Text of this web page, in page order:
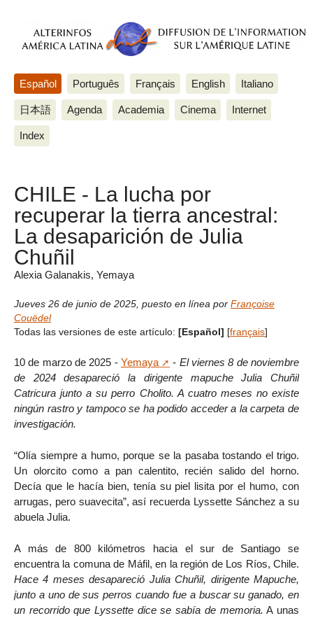
Español Português Français English Italiano
日本語 Agenda Academia Cinema Internet
Index
CHILE - La lucha por
recuperar la tierra ancestral:
La desaparición de Julia
Chuñil
Αlexia Galanakis, Yemaya
Jueves 26 de junio de 2025 puesto en línea por Françoise
Couëdel
Todas las versiones de este artículo: [Español] [français]
10 de marzo de 2025 - Yemaya - El viernes 8 de noviembre
de 2024 desapareció la dirigente mapuche Julia Chuñil
Catricura junto a su perro Cholito. A cuatro meses no existe
ningún rastro y tampoco se ha podido acceder a la carpeta de
investigación.
“Olía siempre a humo, porque se la pasaba tostando el trigo.
Un olorcito como a pan calentito, recién salido del horno.
Decía que le hacía bien, tenía su piel lisita por el humo, con
arrugas, pero suavecita”, así recuerda Lyssette Sánchez a su
abuela Julia.
A más de 800 kilómetros hacia el sur de Santiago se
encuentra la comuna de Máfil, en la región de Los Ríos, Chile.
Hace 4 meses desapareció Julia Chuñil, dirigente Mapuche,
junto a uno de sus perros cuando fue a buscar su ganado, en
un recorrido que Lyssette dice se sabía de memoria. A unas